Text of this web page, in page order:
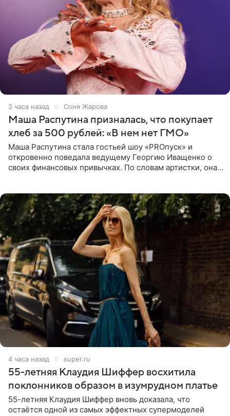
3 часа назад Соня Жарова
Маша Распутина призналась, что покупает
хлеб за 500 рублей: «В нем нет ГМО»
Маша Распутина стала гостьей шоу «PROпуск» и
откровенно поведала ведущему Георгию Иващенко о
своих финансовых привычках. По словам артистки, она
4 часа назад super.ru
55-летняя Клаудия Шиффер восхитила
поклонников образом в изумрудном платье
55-летняя Клаудия Шиффер вновь доказала, что
остаётся одной из самых эффектных супермоделей